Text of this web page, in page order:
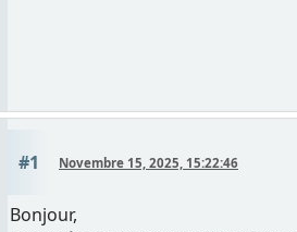
#1 Novembre 15, 2025, 15:22:46
Bonjour,